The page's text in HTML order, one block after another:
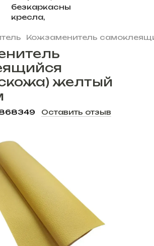
Кожзаменитель
желтый
Оставить отзыв